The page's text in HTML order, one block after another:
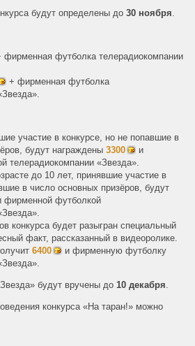
будут определены до30 ноября
фирменная футболка телерадиокомпании
+ фирменная футболка
участие в конкурсе, но не попавшие в
будут награждены3300
и
телерадиокомпании «Звезда».
до 10 лет, принявшие участие в
в число основных призёров, будут
фирменной футболкой
конкурса будет разыгран специальный
факт, рассказанный в видеоролике.
6400
и фирменную футболку
будут вручены до 10 декабря
конкурса «На таран!» можно